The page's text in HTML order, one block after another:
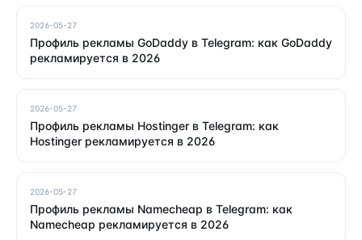
2026-05-27
Профиль рекламы GoDaddy в Telegram: как GoDaddy
рекламируется в 2026
2026-05-27
Профиль рекламы Hostinger в Telegram: как
Hostinger рекламируется в 2026
2026-05-27
Профиль рекламы Namecheap в Telegram: как
Namecheap рекламируется в 2026